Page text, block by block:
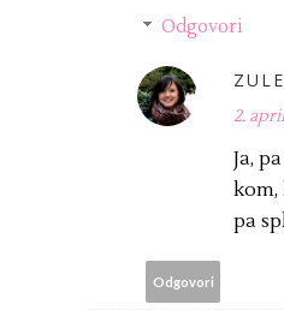
Odgovori
2.
Ja,
kom,
pa
Odgovori